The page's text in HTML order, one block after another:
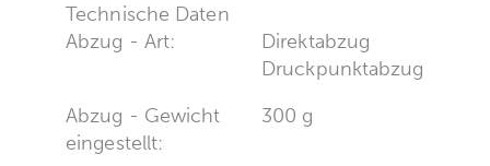
Technische Daten
Abzug - Art:
Direktabzug
Druckpunktabzug
Abzug - Gewicht
eingestellt:
300 g